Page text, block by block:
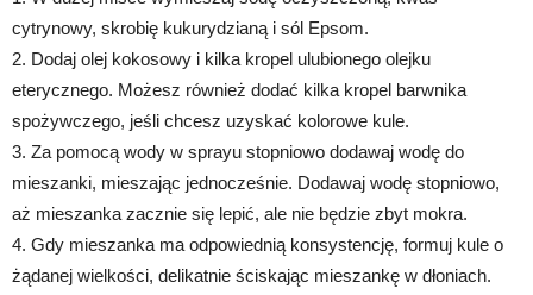
cytrynowy, skrobię kukurydzianą i sól Epsom.
2. Dodaj olej kokosowy i kilka kropel ulubionego olejku
eterycznego. Możesz również dodać kilka kropel barwnika
spożywczego, jeśli chcesz uzyskać kolorowe kule.
3. Za pomocą wody w sprayu stopniowo dodawaj wodę do
mieszanki, mieszając jednocześnie. Dodawaj wodę stopniowo,
aż mieszanka zacznie się lepić, ale nie będzie zbyt mokra.
4. Gdy mieszanka ma odpowiednią konsystencję, formuj kule o
żądanej wielkości, delikatnie ściskając mieszankę w dłoniach.